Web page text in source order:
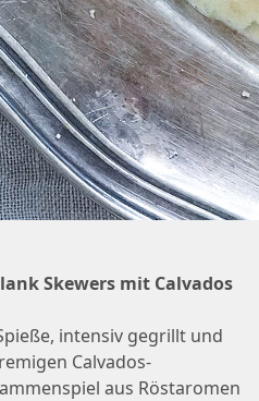
Skewers mit Calvados
intensiv gegrillt und
Calvados-
aus Röstaromen